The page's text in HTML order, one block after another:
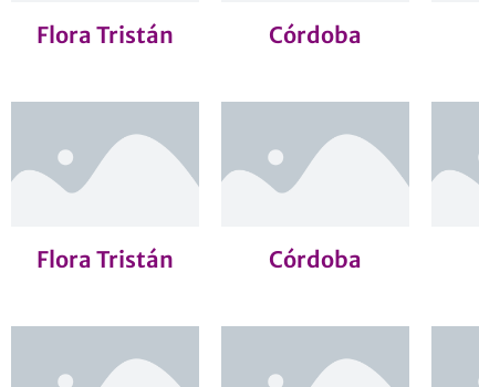
Flora Tristán Córdoba
Flora Tristán Córdoba